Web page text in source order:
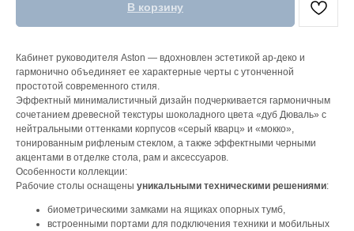
В корзину
Кабинет руководителя Aston — вдохновлен эстетикой ар-деко и
гармонично объединяет ее характерные черты с утонченной
простотой современного стиля.
Эффектный минималистичный дизайн подчеркивается гармоничным
сочетанием древесной текстуры шоколадного цвета «дуб Дюваль» с
нейтральными оттенками корпусов «серый кварц» и «мокко»,
тонированным рифленым стеклом, а также эффектными черными
акцентами в отделке стола, рам и аксессуаров.
Особенности коллекции:
Рабочие столы оснащены уникальными техническими решениями:
биометрическими замками на ящиках опорных тумб,
встроенными портами для подключения техники и мобильных